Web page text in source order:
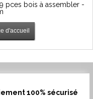
pces bois à assembler -
100% sécurisé